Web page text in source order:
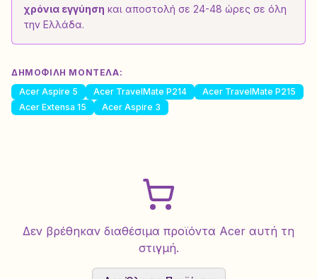
χρόνια εγγύηση και αποστολή σε 24-48 ώρες σε όλη
την Ελλάδα.
ΔΗΜΟΦΙΛΉ ΜΟΝΤΈΛΑ:
Acer Aspire 5
Acer TravelMate P214
Acer TravelMate P215
Acer Extensa 15
Acer Aspire 3
Δεν βρέθηκαν διαθέσιμα προϊόντα Acer αυτή τη
στιγμή.